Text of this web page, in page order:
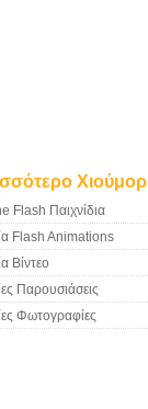
Χιούμορ
Flash Παιχνίδια
Flash Animations
Βίντεο
Παρουσιάσεις
Φωτογραφίες